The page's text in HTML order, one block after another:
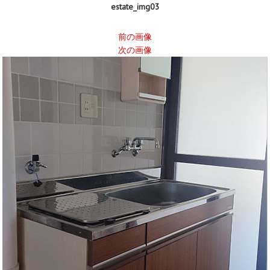
前の画像
次の画像
estate_img03